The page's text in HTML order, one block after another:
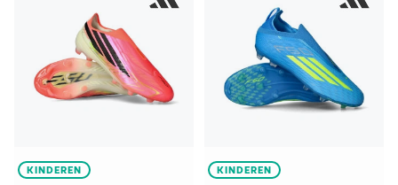
KINDEREN KINDEREN